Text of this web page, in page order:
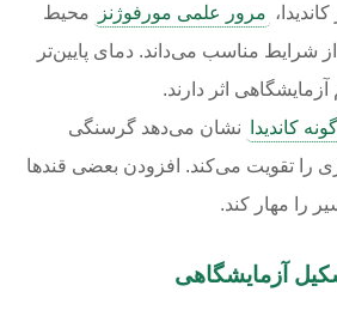
مرور علمی مورفوژنز
محیط
شرایط مناسب می‌داند. دمای پایین‌تر
اثر دارند.
کاندیدا
نشان می‌دهد گرسنگی
را تقویت می‌کند. افزودن بعضی قندها
را مهار کند.
آزمایشگاهی